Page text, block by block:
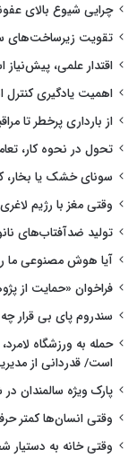
چرایی شیوع بالای
تقویت زیرساخت‌های
اقتدار علمی،
اهمیت یادگیری کنترل
از بارداری پرخطر تا
تحول در نحوه کار،
سونای خشک یا بخار،
وقتی مغز با رژیم
تولید ضدآفتاب‌های
آیا هوش مصنوعی ما
فراخوان «حمایت از
سندروم پای بی قرار
حمله به ورزشگاه
است/ قدردانی از
پارک ویژه سالمندان
وقتی انسان‌ها کمتر
وقتی خانه به